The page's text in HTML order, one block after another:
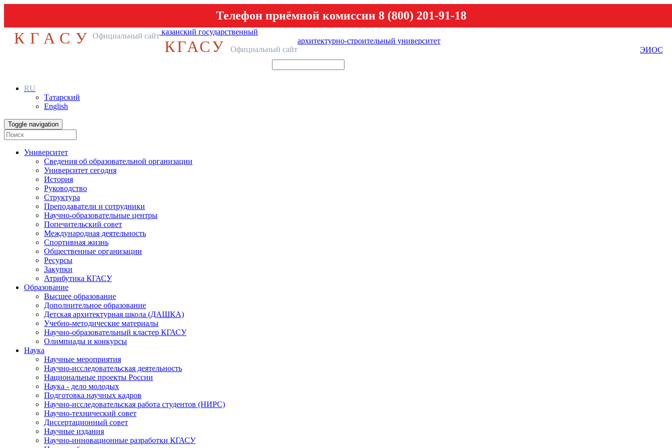
Телефон приёмной комиссии 8 (800) 201-91-18
КГАСУ Официальный сайт казанский государственный
архитектурно-строительный университет
КГАСУ Официальный сайт ЭИОС
RU
Татарский
English
Toggle navigation
Университет
Сведения об образовательной организации
Университет сегодня
История
Руководство
Структура
Преподаватели и сотрудники
Научно-образовательные центры
Попечительский совет
Международная деятельность
Спортивная жизнь
Общественные организации
Ресурсы
Закупки
Атрибутика КГАСУ
Образование
Высшее образование
Дополнительное образование
Детская архитектурная школа (ДАШКА)
Учебно-методические материалы
Научно-образовательный кластер КГАСУ
Олимпиады и конкурсы
Наука
Научные мероприятия
Научно-исследовательская деятельность
Национальные проекты России
Наука - дело молодых
Подготовка научных кадров
Научно-исследовательская работа студентов (НИРС)
Научно-технический совет
Диссертационный совет
Научные издания
Научно-инновационные разработки КГАСУ